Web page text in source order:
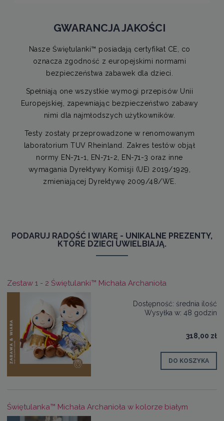
GWARANCJA JAKOŚCI
Nasze Świętulanki™ posiadają certyfikat CE, co
oznacza zgodność z europejskimi normami
bezpieczeństwa zabawek dla dzieci.
Spełniają one wszystkie wymogi przepisów Unii
Europejskiej, zapewniając bezpieczeństwo zabawy
nimi dla najmłodszych użytkowników.
Testy zostały przeprowadzone w renomowanym
laboratorium TUV Rheinland. Zakres testów objął
normy EN-71-1, EN-71-2, EN-71-3 oraz inne
wymagania Dyrektywy Komisji (UE) 2019/1929,
zmieniającej Dyrektywę 2009/48/WE.
PODARUJ RADOŚĆ I WIARĘ - UNIKALNE PREZENTY,
KTÓRE DZIECI UWIELBIAJĄ.
Zestaw 1 - 2 Świętulanki™ Michała Archanioła
Dostępność: średnia ilość
Wysyłka w: 48 godzin
318,00 zł
DO KOSZYKA
Świętulanka™ Michała Archanioła w kolorze białym